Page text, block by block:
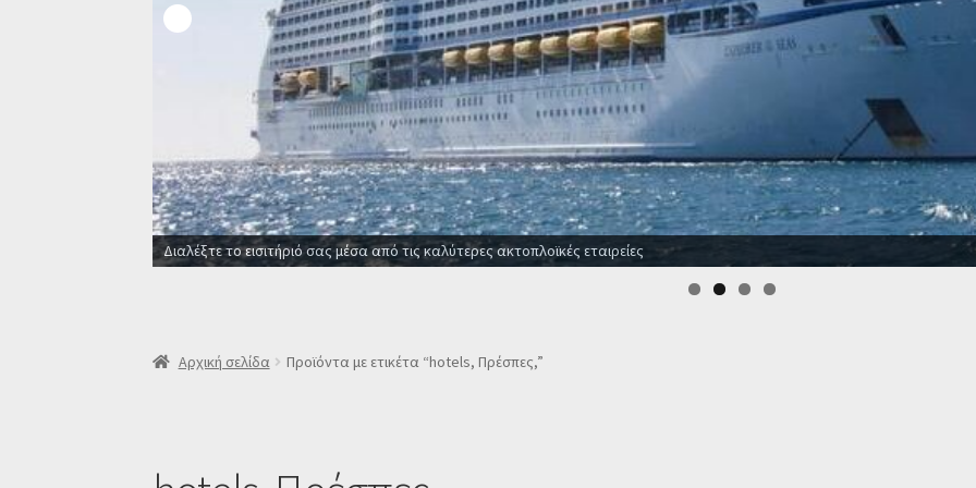
Διαλέξτε το εισιτήριό σας μέσα από τις καλύτερες ακτοπλοϊκές εταιρείες
Αρχική σελίδα Προϊόντα με ετικέτα “hotels, Πρέσπες,”